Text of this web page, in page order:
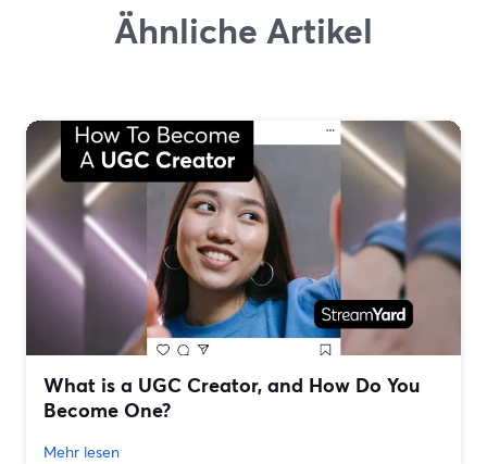
Ähnliche Artikel
What is a UGC Creator, and How Do You
Become One?
Mehr lesen